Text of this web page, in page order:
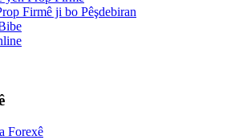
Firmê ji bo Pêşdebiran
Forexê